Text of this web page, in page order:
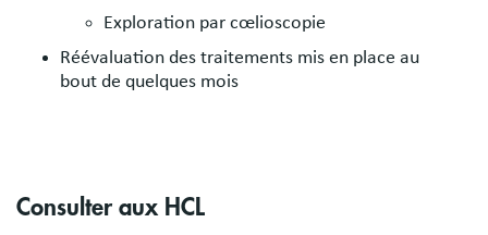
Exploration par cœlioscopie
Réévaluation des traitements mis en place au
bout de quelques mois
Consulter aux HCL